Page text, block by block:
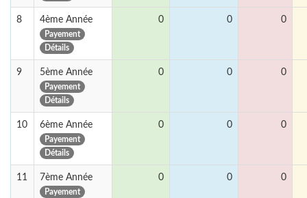
8 4ème Année
Payement
Détails
0 0 0
9 5ème Année
Payement
Détails
0 0 0
10 6ème Année
Payement
Détails
0 0 0
11 7ème Année
Payement
0 0 0